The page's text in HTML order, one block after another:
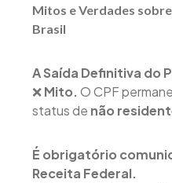
Mitos e Verdades
Brasil
A Saída Definitiva do
❌Mito.O CPF
status de não
É obrigatório
Receita Federal.